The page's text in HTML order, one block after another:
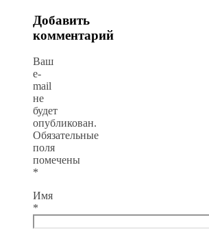
Добавить
комментарий
Ваш
e-
mail
не
будет
опубликован.
Обязательные
поля
помечены
*
Имя
*